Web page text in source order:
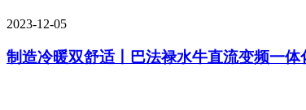
2023-12-05
制造冷暖双舒适丨巴法禄水牛直流变频一